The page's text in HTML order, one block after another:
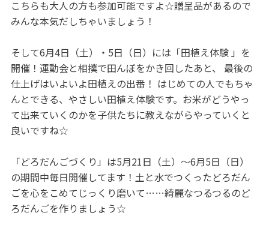
こちらも大人の方も参加可能ですよ☆贈呈品があるので
みんな本気だしちゃいましょう！
そして6月4日（土）・5日（日）には「田植え体験 」を
開催！運動会と相撲で田んぼをかき回したあと、 最後の
仕上げはいよいよ田植えの出番！ はじめての人でもちゃ
んとできる、やさしい田植え体験です。お米がどうやっ
て出来ていくのかを子供たちに教えながらやっていくと
良いですね☆
「どろだんごづくり」は5月21日（土）～6月5日（日）
の期間中毎日開催してます！土と水でつくったどろだん
ごを心をこめてじっくり磨いて……綺麗なつるつるのど
ろだんごを作りましょう☆